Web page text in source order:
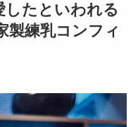
したといわれる
製練乳コンフィ